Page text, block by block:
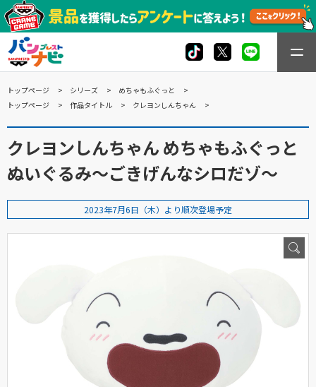
トップページ シリーズ
めちゃもふぐっと
トップページ
作品タイトル クレヨンしんちゃん
クレヨンしんちゃん めちゃもふぐっと
ぬいぐるみ～ごきげんなシロだゾ～
2023年7月6日（木）より順次登場予定